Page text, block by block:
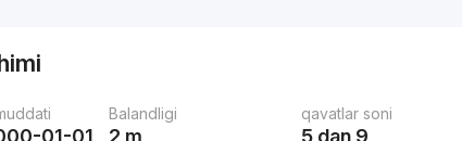
01-01
Balandligi
2 m
qavatlar soni
5 dan 9